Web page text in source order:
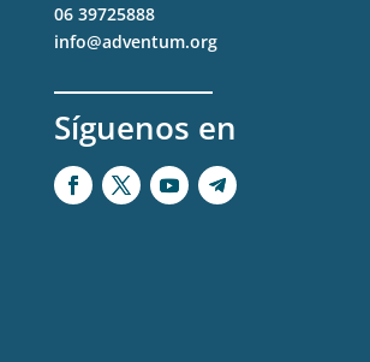
06 39725888
info@adventum.org
Síguenos en